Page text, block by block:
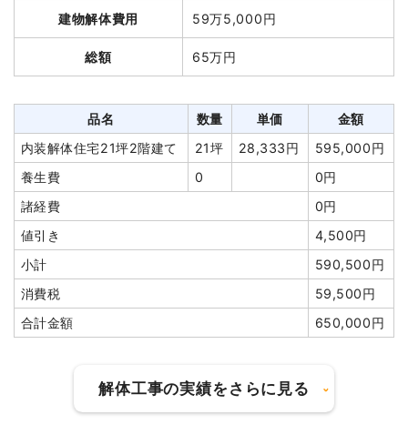
軽量鉄骨造住宅40坪2階建
40坪
27,846
1,113,840
7m² 3,000円
21,000円
土間コンクリート撤去
1式
72,000円
駐車場撤去
18m²
0円
諸経費
220,000円
値引き
8,840円
小計
1,490,000
円
消費税
119,200円
合計金額
1,609,200
品名
鉄骨造倉庫18坪2階建て
18坪 50,000円
900,000円
1式
1式
50,000円
諸経費
0円
値引き
0円
小計
1,150,000円
消費税
115,000円
合計金額
1,265,000円
坪数 24坪
建物解体費用 59万5,000円
総額 65万円
品名 数量 単価
金額
内装解体住宅21坪2階建て
21坪 28,333円
595,000円
養生費
0
0円
諸経費
0円
値引き
4,500円
小計
590,500円
消費税
59,500円
合計金額
650,000円
解体工事の実績をさらに見る